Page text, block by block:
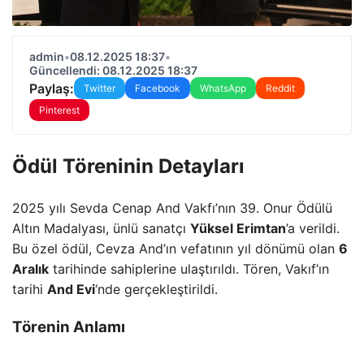
admin•08.12.2025 18:37•
Güncellendi: 08.12.2025 18:37
Paylaş: Twitter Facebook WhatsApp
Reddit
Pinterest
Ödül Töreninin Detayları
2025 yılı Sevda Cenap And Vakfı’nın 39. Onur Ödülü
Altın Madalyası, ünlü sanatçı Yüksel Erimtan’a verildi.
Bu özel ödül, Cevza And’ın vefatının yıl dönümü olan 6
Aralık tarihinde sahiplerine ulaştırıldı. Tören, Vakıf’ın
tarihi And Evi‘nde gerçekleştirildi.
Törenin Anlamı